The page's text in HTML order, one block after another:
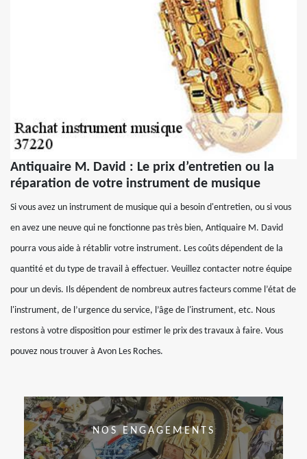
Antiquaire M. David : Le prix d’entretien ou la
réparation de votre instrument de musique
Si vous avez un instrument de musique qui a besoin d'entretien, ou si vous
en avez une neuve qui ne fonctionne pas très bien, Antiquaire M. David
pourra vous aide à rétablir votre instrument. Les coûts dépendent de la
quantité et du type de travail à effectuer. Veuillez contacter notre équipe
pour un devis. Ils dépendent de nombreux autres facteurs comme l’état de
l'instrument, de l’urgence du service, l’âge de l'instrument, etc. Nous
restons à votre disposition pour estimer le prix des travaux à faire. Vous
pouvez nous trouver à Avon Les Roches.
NOS ENGAGEMENTS